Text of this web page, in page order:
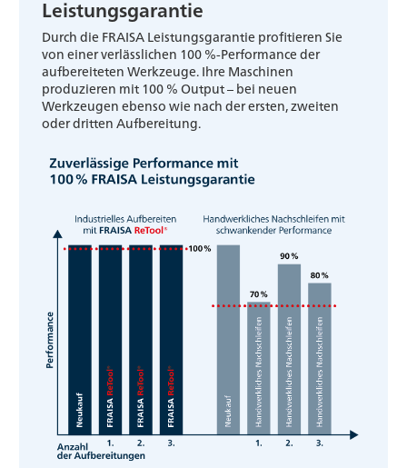
Leistungsgarantie
Durch die FRAISA Leistungsgarantie profitieren Sie
von einer verlässlichen 100 %-Performance der
aufbereiteten Werkzeuge. Ihre Maschinen
produzieren mit 100 % Output – bei neuen
Werkzeugen ebenso wie nach der ersten, zweiten
oder dritten Aufbereitung.